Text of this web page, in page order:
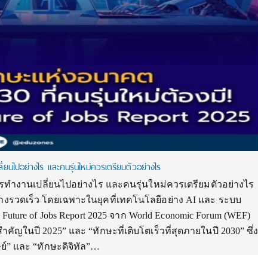
ไปอย่างไร และคนรุ่นใหม่ควรเตรียมตัวอย่างไร
ทำงานเปลี่ยนไปอย่างไร และคนรุ่นใหม่ควรเตรียมตัวอย่างไร
รวดเร็ว โดยเฉพาะในยุคที่เทคโนโลยีอย่าง AI และ ระบบ
of Jobs Report 2025 จาก World Economic Forum (WEF)
ญในปี 2025” และ “ทักษะที่เติบโตเร็วที่สุดภายในปี 2030” ซึ่ง
” และ “ทักษะดิจิทัล”…